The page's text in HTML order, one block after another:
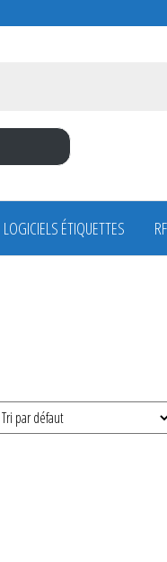
LOGICIELS ÉTIQUETTES